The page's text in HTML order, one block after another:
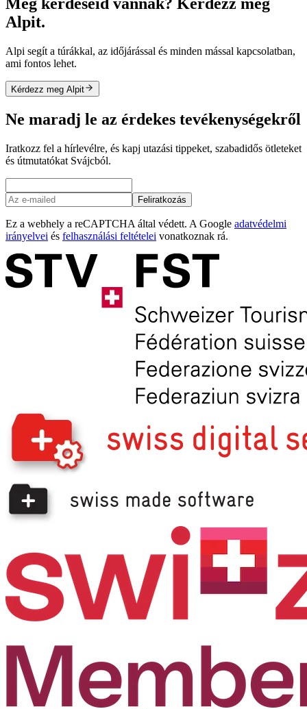
Még kérdéseid vannak? Kérdezz meg
Alpit.
Alpi segít a túrákkal, az időjárással és minden mással kapcsolatban,
ami fontos lehet.
Kérdezz meg Alpit
Ne maradj le az érdekes tevékenységekről
Iratkozz fel a hírlevélre, és kapj utazási tippeket, szabadidős ötleteket
és útmutatókat Svájcból.
Feliratkozás
Ez a webhely a reCAPTCHA által védett. A Google adatvédelmi
irányelvei és felhasználási feltételei vonatkoznak rá.